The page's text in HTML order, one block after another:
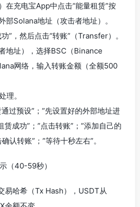
在充电宝App中点击“能量租赁”按
部Solana地址（攻击者地址）。
”，然后点击“转账”（Transfer）。
地址），选择BSC（Binance
网络，输入转账金额（全额500
理。
过预设”；”先设置好的外部地址进
赁成功”；”点击转账”；”添加自己的
认转账”；”等待十秒左右”。
（40-59秒）
易哈希（Tx Hash），USDT从